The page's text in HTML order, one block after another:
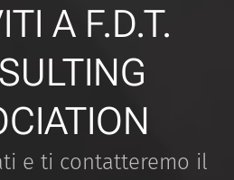
A F.D.T.
e ti contatteremo il